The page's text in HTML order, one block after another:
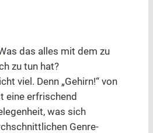
das alles mit dem zu
zu tun hat?
viel. Denn „Gehirn!“ von
eine erfrischend
was sich
Genre-